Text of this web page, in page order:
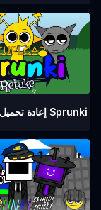
إعادة تحميل إعادة تصوير Sprunki